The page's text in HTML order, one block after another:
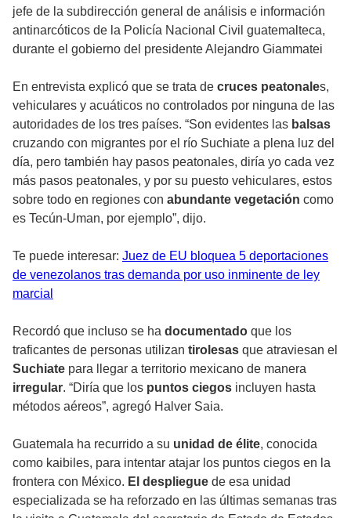
jefe de la subdirección general de análisis e información
antinarcóticos de la Policía Nacional Civil guatemalteca,
durante el gobierno del presidente Alejandro Giammatei
En entrevista explicó que se trata de cruces peatonales,
vehiculares y acuáticos no controlados por ninguna de las
autoridades de los tres países. “Son evidentes las balsas
cruzando con migrantes por el río Suchiate a plena luz del
día, pero también hay pasos peatonales, diría yo cada vez
más pasos peatonales, y por su puesto vehiculares, estos
sobre todo en regiones con abundante vegetación como
es Tecún-Uman, por ejemplo”, dijo.
Te puede interesar: Juez de EU bloquea 5 deportaciones
de venezolanos tras demanda por uso inminente de ley
marcial
Recordó que incluso se ha documentado que los
traficantes de personas utilizan tirolesas que atraviesan el
Suchiate para llegar a territorio mexicano de manera
irregular. “Diría que los puntos ciegos incluyen hasta
métodos aéreos”, agregó Halver Saia.
Guatemala ha recurrido a su unidad de élite, conocida
como kaibiles, para intentar atajar los puntos ciegos en la
frontera con México. El despliegue de esa unidad
especializada se ha reforzado en las últimas semanas tras